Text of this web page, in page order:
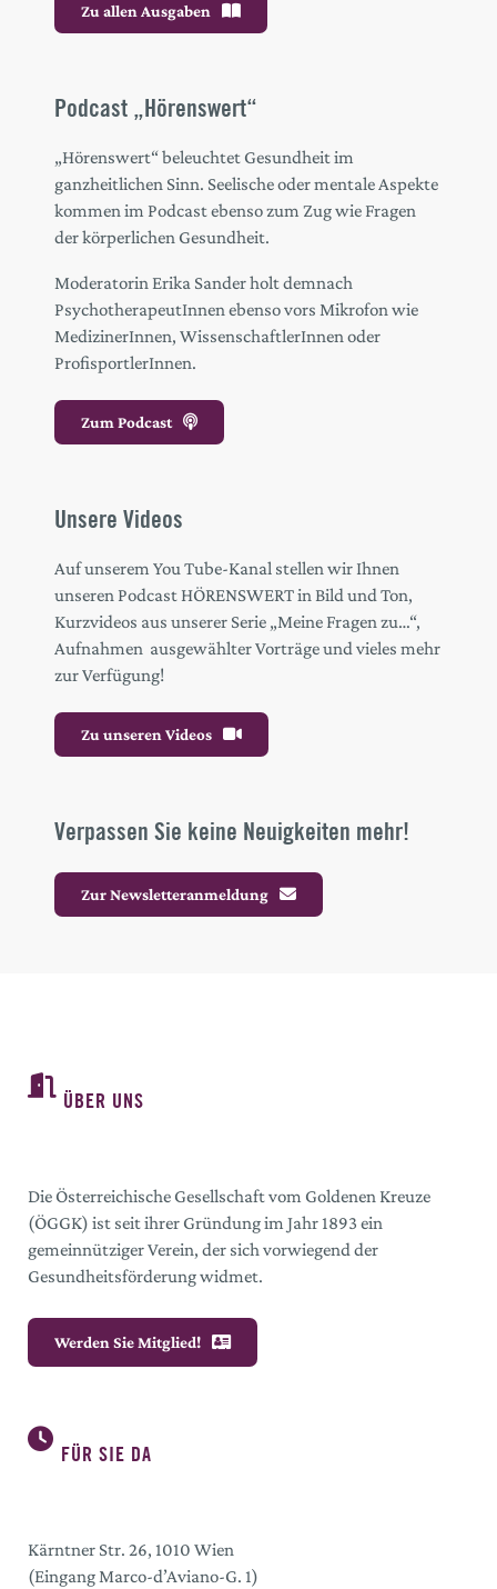
Zu allen Ausgaben
Podcast „Hörenswert“
„Hörenswert“ beleuchtet Gesundheit im
ganzheitlichen Sinn. Seelische oder mentale Aspekte
kommen im Podcast ebenso zum Zug wie Fragen
der körperlichen Gesundheit.
Moderatorin Erika Sander holt demnach
PsychotherapeutInnen ebenso vors Mikrofon wie
MedizinerInnen, WissenschaftlerInnen oder
ProfisportlerInnen.
Zum Podcast
Unsere Videos
Auf unserem You Tube-Kanal stellen wir Ihnen
unseren Podcast HÖRENSWERT in Bild und Ton,
Kurzvideos aus unserer Serie „Meine Fragen zu…“,
Aufnahmen ausgewählter Vorträge und vieles mehr
zur Verfügung!
Zu unseren Videos
Verpassen Sie keine Neuigkeiten mehr!
Zur Newsletteranmeldung
ÜBER UNS
Die Österreichische Gesellschaft vom Goldenen Kreuze
(ÖGGK) ist seit ihrer Gründung im Jahr 1893 ein
gemeinnütziger Verein, der sich vorwiegend der
Gesundheitsförderung widmet.
Werden Sie Mitglied!
FÜR SIE DA
Kärntner Str. 26, 1010 Wien
(Eingang Marco-d’Aviano-G. 1)